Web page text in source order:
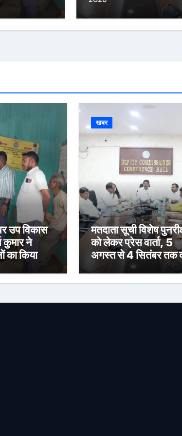
उप विकास
कुमार ने
का किया
खबर
मतदाता सूची विशेष
को लेकर प्रेस वार्ता, 5
अगस्त से 4 सितंबर तक
होंगे दावा-आपत्ति